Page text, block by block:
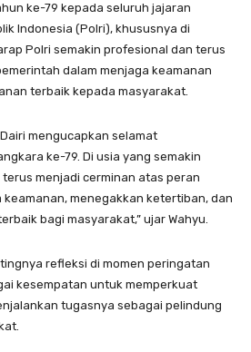
ke-79 kepada seluruh jajaran
Indonesia (Polri), khususnya di
Polri semakin profesional dan terus
dalam menjaga keamanan
terbaik kepada masyarakat.
mengucapkan selamat
ke-79. Di usia yang semakin
menjadi cerminan atas peran
menegakkan ketertiban, dan
bagi masyarakat,” ujar Wahyu.
refleksi di momen peringatan
kesempatan untuk memperkuat
tugasnya sebagai pelindung